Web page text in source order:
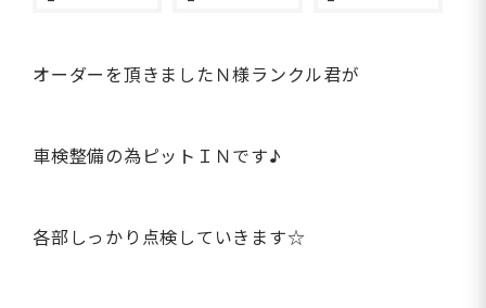
オーダーを頂きましたＮ様ランクル君が
車検整備の為ピットＩＮです♪
各部しっかり点検していきます☆